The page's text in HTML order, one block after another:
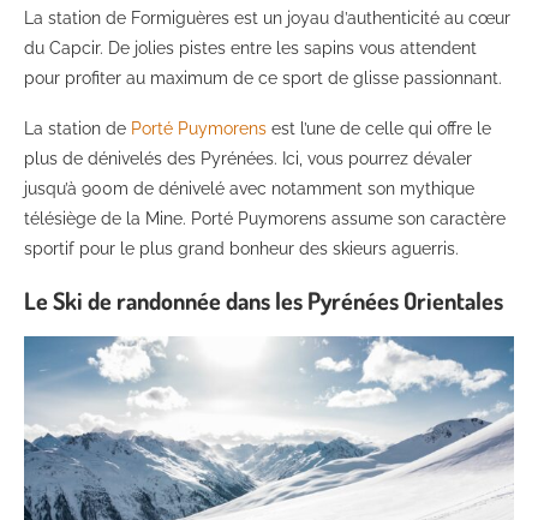
La station de Formiguères est un joyau d’authenticité au cœur
du Capcir. De jolies pistes entre les sapins vous attendent
pour profiter au maximum de ce sport de glisse passionnant.
La station de Porté Puymorens est l’une de celle qui offre le
plus de dénivelés des Pyrénées. Ici, vous pourrez dévaler
jusqu’à 900m de dénivelé avec notamment son mythique
télésiège de la Mine. Porté Puymorens assume son caractère
sportif pour le plus grand bonheur des skieurs aguerris.
Le Ski de randonnée dans les Pyrénées Orientales